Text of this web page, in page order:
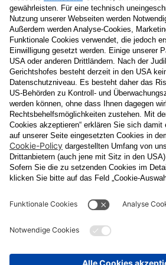
Nachname
E-Mail
Datenschutzerklärung
Ja , ich erlaube, dass meine
Name undE-Mail-Adressefür
Mail, die Informationen über Events und
Veranstaltungsprogramm vom Congress
enthalten, von der "CCB" Congress Center
Betriebsgesellschaft m.b.H. verarbeitet
Die Verarbeitung meiner Daten erfolgt
Datenschutzerklärung der Casinos Austria
unterwww.casinos.at/datenschutzabrufen
Einwilligung kann ich jederzeit postalisch
2500 Baden, per E-Mail an
datenschutz@cal.at
oder in jeder
nicht berührt.